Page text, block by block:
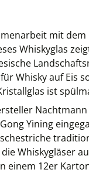
mit
Whiskyglas
Whisky auf Eis
ist
Yining
Whiskygläser
einem 12er